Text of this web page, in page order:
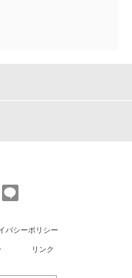
バシーポリシー
リンク